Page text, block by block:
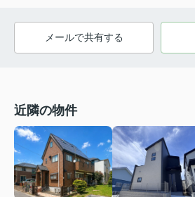
メールで共有する
近隣の物件